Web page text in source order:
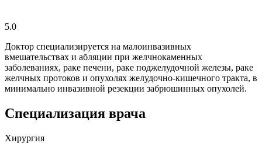
5.0
Доктор специализируется на малоинвазивных
вмешательствах и абляции при желчнокаменных
заболеваниях, раке печени, раке поджелудочной железы, раке
желчных протоков и опухолях желудочно-кишечного тракта, в
минимально инвазивной резекции забрюшинных опухолей.
Специализация врача
Хирургия